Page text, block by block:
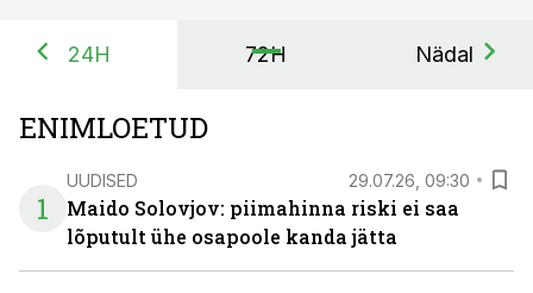
24H 72H Nädal
ENIMLOETUD
1
UUDISED 29.07.26, 09:30
Maido Solovjov: piimahinna riski ei saa
lõputult ühe osapoole kanda jätta